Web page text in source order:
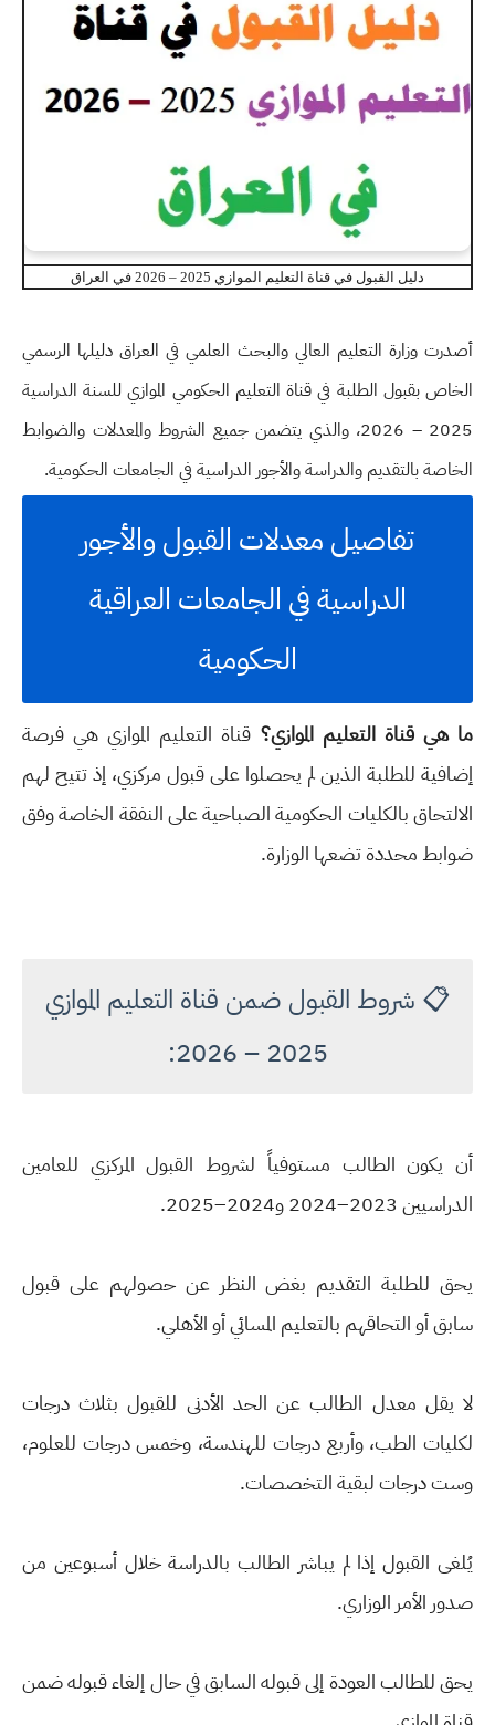
دليل القبول في قناة التعليم الموازي 2025 – 2026 في العراق
أصدرت وزارة التعليم العالي والبحث العلمي في العراق دليلها الرسمي
الخاص بقبول الطلبة في قناة التعليم الحكومي الموازي للسنة الدراسية
2025 – 2026، والذي يتضمن جميع الشروط والمعدلات والضوابط
الخاصة بالتقديم والدراسة والأجور الدراسية في الجامعات الحكومية.
تفاصيل معدلات القبول والأجور
الدراسية في الجامعات العراقية
الحكومية
ما هي قناة التعليم الموازي؟ قناة التعليم الموازي هي فرصة
إضافية للطلبة الذين لم يحصلوا على قبول مركزي، إذ تتيح لهم
الالتحاق بالكليات الحكومية الصباحية على النفقة الخاصة وفق
ضوابط محددة تضعها الوزارة.
📋 شروط القبول ضمن قناة التعليم الموازي
2025 – 2026:
أن يكون الطالب مستوفياً لشروط القبول المركزي للعامين
الدراسيين 2023–2024 و2024–2025.
يحق للطلبة التقديم بغض النظر عن حصولهم على قبول
سابق أو التحاقهم بالتعليم المسائي أو الأهلي.
لا يقل معدل الطالب عن الحد الأدنى للقبول بثلاث درجات
لكليات الطب، وأربع درجات للهندسة، وخمس درجات للعلوم،
وست درجات لبقية التخصصات.
يُلغى القبول إذا لم يباشر الطالب بالدراسة خلال أسبوعين من
صدور الأمر الوزاري.
يحق للطالب العودة إلى قبوله السابق في حال إلغاء قبوله ضمن